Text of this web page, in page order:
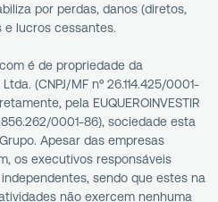
por perdas, danos (diretos,
e lucros cessantes.
é de propriedade da
(CNPJ/MF nº 26.114.425/0001-
pela EUQUEROINVESTIR
0001-86), sociedade esta
Apesar das empresas
os executivos responsáveis
sendo que estes na
não exercem nenhuma